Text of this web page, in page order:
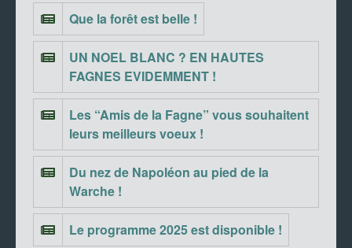
Que la forêt est belle !
UN NOEL BLANC ? EN HAUTES
FAGNES EVIDEMMENT !
Les “Amis de la Fagne” vous souhaitent
leurs meilleurs voeux !
Du nez de Napoléon au pied de la
Warche !
Le programme 2025 est disponible !